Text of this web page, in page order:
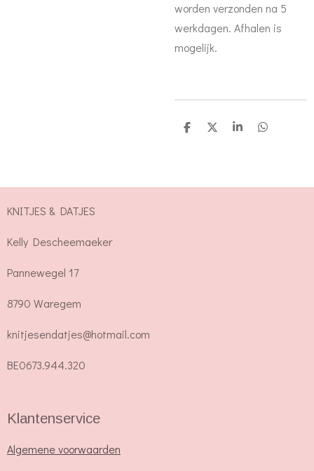
worden verzonden na 5
werkdagen. Afhalen is
mogelijk.
D
D
S
D
KNITJES & DATJES
Kelly Descheemaeker
Pannewegel 17
8790 Waregem
knitjesendatjes@hotmail.com
BE0673.944.320
Klantenservice
Algemene voorwaarden